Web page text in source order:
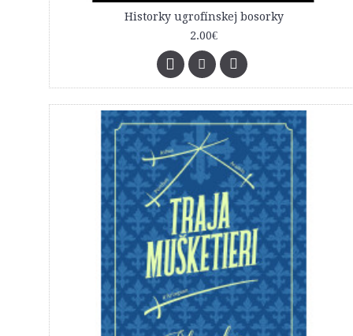
Historky ugrofínskej bosorky
2.00€